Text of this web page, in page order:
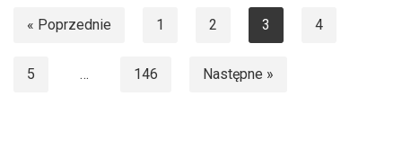
« Poprzednie 1 2 3 4
5 … 146 Następne »